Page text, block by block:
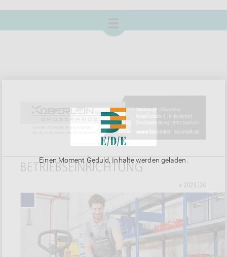
Einen Moment Geduld, Inhalte werden geladen.